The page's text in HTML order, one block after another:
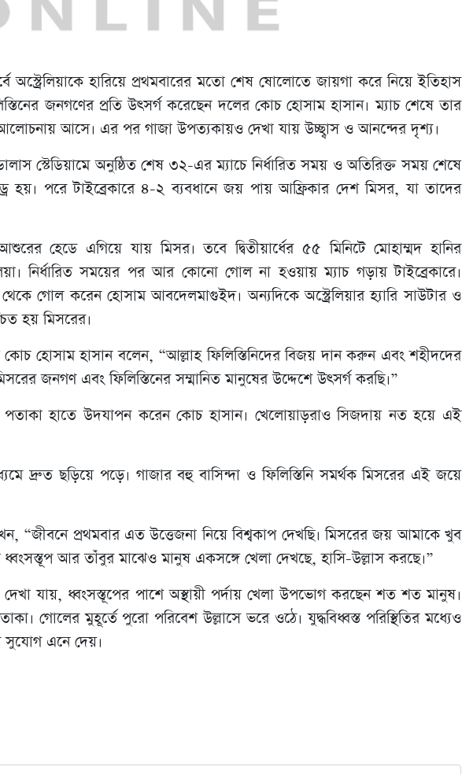
অস্ট্রেলিয়াকে হারিয়ে প্রথমবারের মতো শেষ ষোলোতে জায়গা করে নিয়ে ইতিহাস
জনগণের প্রতি উৎসর্গ করেছেন দলের কোচ হোসাম হাসান। ম্যাচ শেষে তার
আসে। এর পর গাজা উপত্যকায়ও দেখা যায় উচ্ছ্বাস ও আনন্দের দৃশ্য।
স্টেডিয়ামে অনুষ্ঠিত শেষ ৩২-এর ম্যাচে নির্ধারিত সময় ও অতিরিক্ত সময় শেষে
হয়। পরে টাইব্রেকারে ৪-২ ব্যবধানে জয় পায় আফ্রিকার দেশ মিসর, যা তাদের
হেডে এগিয়ে যায় মিসর। তবে দ্বিতীয়ার্ধের ৫৫ মিনিটে মোহাম্মদ হানির
নির্ধারিত সময়ের পর আর কোনো গোল না হওয়ায় ম্যাচ গড়ায় টাইব্রেকারে।
গোল করেন হোসাম আবদেলমাগুইদ। অন্যদিকে অস্ট্রেলিয়ার হ্যারি সাউটার ও
হয় মিসরের।
হোসাম হাসান বলেন, “আল্লাহ ফিলিস্তিনিদের বিজয় দান করুন এবং শহীদদের
জনগণ এবং ফিলিস্তিনের সম্মানিত মানুষের উদ্দেশে উৎসর্গ করছি।”
পতাকা হাতে উদযাপন করেন কোচ হাসান। খেলোয়াড়রাও সিজদায় নত হয়ে এই
দ্রুত ছড়িয়ে পড়ে। গাজার বহু বাসিন্দা ও ফিলিস্তিনি সমর্থক মিসরের এই জয়ে
“জীবনে প্রথমবার এত উত্তেজনা নিয়ে বিশ্বকাপ দেখছি। মিসরের জয় আমাকে খুব
আর তাঁবুর মাঝেও মানুষ একসঙ্গে খেলা দেখছে, হাসি-উল্লাস করছে।”
যায়, ধ্বংসস্তূপের পাশে অস্থায়ী পর্দায় খেলা উপভোগ করছেন শত শত মানুষ।
গোলের মুহূর্তে পুরো পরিবেশ উল্লাসে ভরে ওঠে। যুদ্ধবিধ্বস্ত পরিস্থিতির মধ্যেও
সুযোগ এনে দেয়।